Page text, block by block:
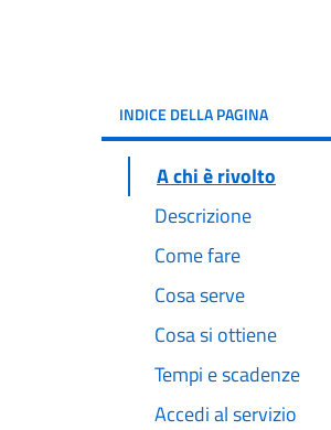
INDICE DELLA PAGINA
A chi è rivolto
Descrizione
Come fare
Cosa serve
Cosa si ottiene
Tempi e scadenze
Accedi al servizio